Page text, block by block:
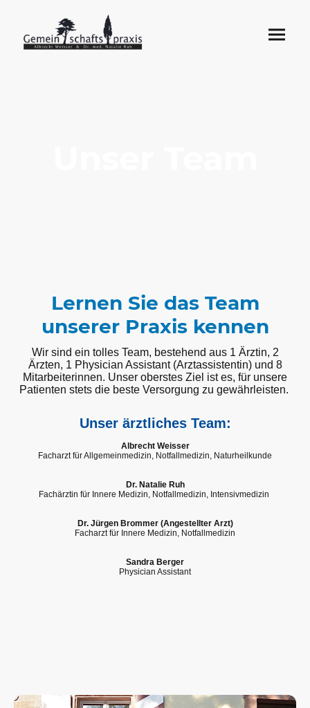
Lernen Sie das Team
unserer Praxis kennen
Wir sind ein tolles Team, bestehend aus 1 Ärztin, 2
Ärzten, 1 Physician Assistant (Arztassistentin) und 8
Mitarbeiterinnen. Unser oberstes Ziel ist es, für unsere
Patienten stets die beste Versorgung zu gewährleisten.
Unser ärztliches Team:
Albrecht Weisser
Facharzt für Allgemeinmedizin, Notfallmedizin, Naturheilkunde
Dr. Natalie Ruh
Fachärztin für Innere Medizin, Notfallmedizin, Intensivmedizin
Dr. Jürgen Brommer (Angestellter Arzt)
Facharzt für Innere Medizin, Notfallmedizin
Sandra Berger
Physician Assistant